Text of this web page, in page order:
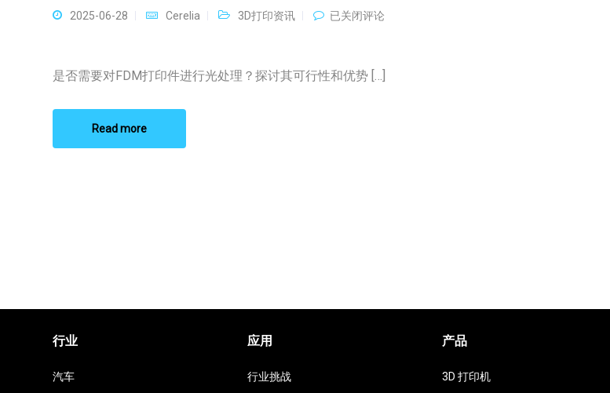
2025-06-28 Cerelia 3D打印资讯
是
进
行
已关闭评论
是否需要对FDM打印件进行光处理？探讨其可行性和优势 […]
Read more
行业
汽车
应用
行业挑战
产品
3D 打印机